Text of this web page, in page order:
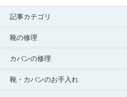
記事カテゴリ
靴の修理
カバンの修理
靴・カバンのお手入れ